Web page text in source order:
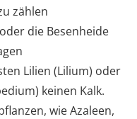
zählen
die Besenheide
Lilien (Lilium) oder
keinen Kalk.
wie Azaleen,